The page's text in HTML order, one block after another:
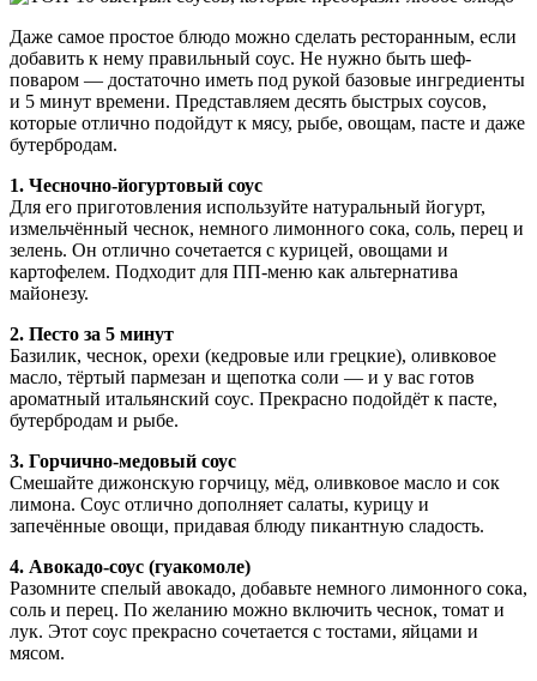
Даже самое простое блюдо можно сделать ресторанным, если
добавить к нему правильный соус. Не нужно быть шеф-
поваром — достаточно иметь под рукой базовые ингредиенты
и 5 минут времени. Представляем десять быстрых соусов,
которые отлично подойдут к мясу, рыбе, овощам, пасте и даже
бутербродам.
1. Чесночно-йогуртовый соус
Для его приготовления используйте натуральный йогурт,
измельчённый чеснок, немного лимонного сока, соль, перец и
зелень. Он отлично сочетается с курицей, овощами и
картофелем. Подходит для ПП-меню как альтернатива
майонезу.
2. Песто за 5 минут
Базилик, чеснок, орехи (кедровые или грецкие), оливковое
масло, тёртый пармезан и щепотка соли — и у вас готов
ароматный итальянский соус. Прекрасно подойдёт к пасте,
бутербродам и рыбе.
3. Горчично-медовый соус
Смешайте дижонскую горчицу, мёд, оливковое масло и сок
лимона. Соус отлично дополняет салаты, курицу и
запечённые овощи, придавая блюду пикантную сладость.
4. Авокадо-соус (гуакомоле)
Разомните спелый авокадо, добавьте немного лимонного сока,
соль и перец. По желанию можно включить чеснок, томат и
лук. Этот соус прекрасно сочетается с тостами, яйцами и
мясом.